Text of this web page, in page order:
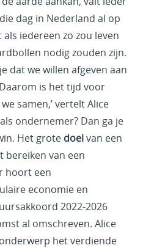
dag in Nederland al op
iedereen zo zou leven
nodig zouden zijn.
dat we willen afgeven aan
is het tijd voor
samen,’ vertelt Alice
ondernemer? Dan ga je
Het grote doelvan een
bereiken van een
hoort een
economie en
2022-2026
al omschreven. Alice
het verdiende